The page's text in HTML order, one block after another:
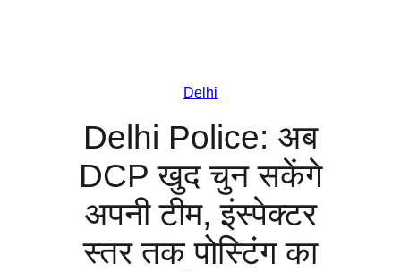
Delhi
Delhi Police: अब
DCP खुद चुन सकेंगे
अपनी टीम, इंस्पेक्टर
स्तर तक पोस्टिंग का